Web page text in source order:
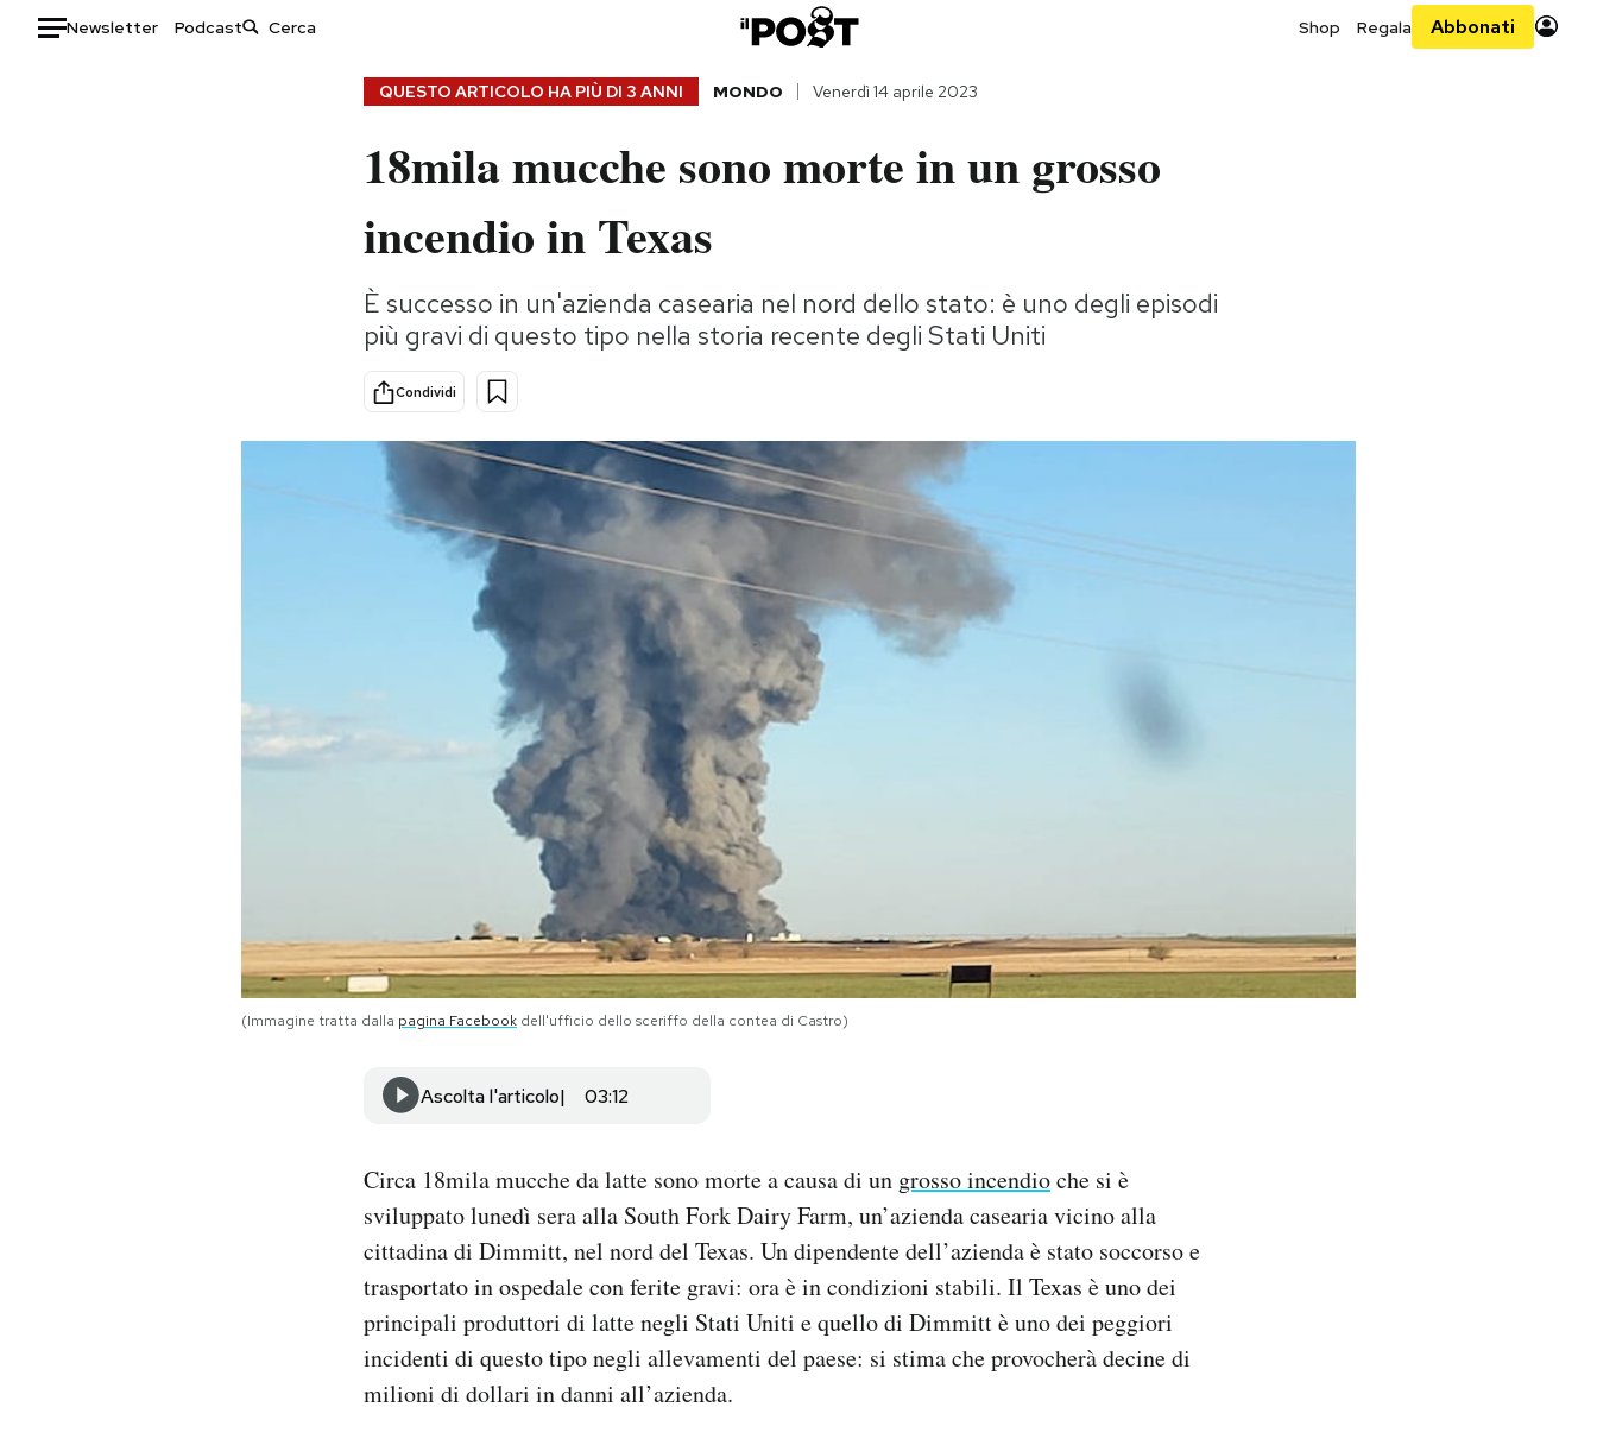
Newsletter Podcast Shop Regala Abbonati
Storie/Idee
Ok Boomer!
Altrecose
AREA PERSONALE
QUESTO ARTICOLO HA PIÙ DI 3 ANNI MONDO Venerdì 14 aprile 2023
18mila mucche sono morte in un grosso
incendio in Texas
È successo in un'azienda casearia nel nord dello stato: è uno degli episodi
più gravi di questo tipo nella storia recente degli Stati Uniti
Condividi
(Immagine tratta dalla pagina Facebook dell'ufficio dello sceriffo della contea di Castro)
Ascolta l'articolo 03:12
Circa 18mila mucche da latte sono morte a causa di un grosso incendioche si è
sviluppato lunedì sera alla South Fork Dairy Farm, un’azienda casearia vicino alla
cittadina di Dimmitt, nel nord del Texas. Un dipendente dell’azienda è stato soccorso e
trasportato in ospedale con ferite gravi: ora è in condizioni stabili. Il Texas è uno dei
principali produttori di latte negli Stati Uniti e quello di Dimmitt è uno dei peggiori
incidenti di questo tipo negli allevamenti del paese: si stima che provocherà decine di
milioni di dollari in danni all’azienda.